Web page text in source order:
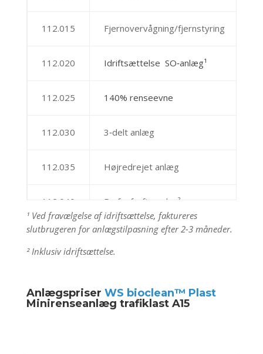
112.015 Fjernovervågning/fjernstyring
112.020 Idriftsættelse SO‐anlæg¹
112.025 140% renseevne
112.030 3‐delt anlæg
112.035 Højredrejet anlæg
112.040 P ‐ fosforfjernelse²
¹ Ved fravælgelse af idriftsættelse, faktureres
slutbrugeren for anlægstilpasning efter 2-3 måneder.
² Inklusiv idriftsættelse.
Anlægspriser WS bioclean™ Plast
Minirenseanlæg trafiklast A15